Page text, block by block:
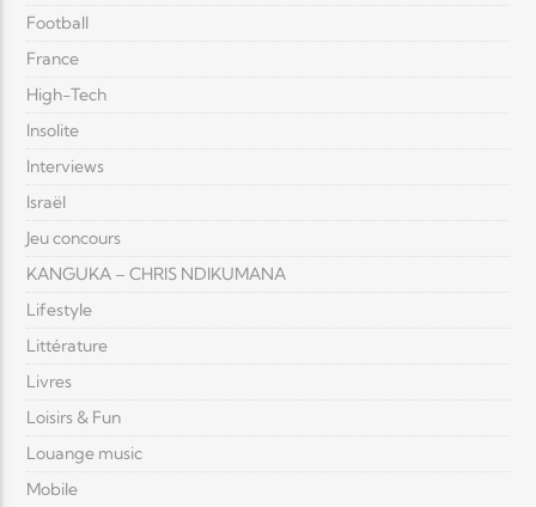
Football
France
High-Tech
Insolite
Interviews
Israël
Jeu concours
KANGUKA – CHRIS NDIKUMANA
Lifestyle
Littérature
Livres
Loisirs & Fun
Louange music
Mobile